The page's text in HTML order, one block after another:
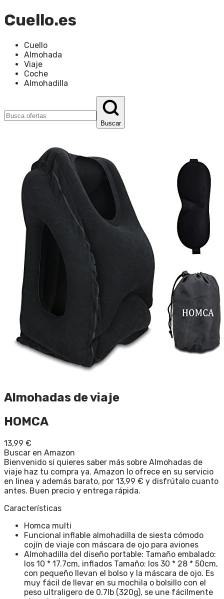
Cuello.es
Cuello
Almohada
Viaje
Coche
Almohadilla
Buscar
Almohadas de viaje
HOMCA
13,99 €
Buscar en Amazon
Bienvenido si quieres saber más sobre Almohadas de
viaje haz tu compra ya. Amazon lo ofrece en su servicio
en linea y además barato, por 13,99 € y disfrútalo cuanto
antes. Buen precio y entrega rápida.
Características
Homca multi
Funcional inflable almohadilla de siesta cómodo
cojín de viaje con máscara de ojo para aviones
Almohadilla del diseño portable: Tamaño embalado:
los 10 * 17.7cm, inflados Tamaño: los 30 * 28 * 50cm,
con pequeño llevan el bolso y la máscara de ojo. Es
muy fácil de llevar en su mochila o bolsillo con el
peso ultraligero de 0.7lb (320g), se une fácilmente